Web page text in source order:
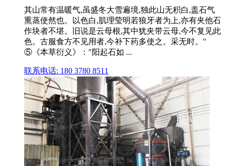
其山常有温暖气,虽盛冬大雪遍境,独此山无积白,盖石气
熏蒸使然也。以色白,肌理莹明若狼牙者为上,亦有夹他石
作块者不堪。旧说是云母根,其中犹夹带云母,今不复见此
色。古服食方不见用者,今补下药多使之。采无时。"
⑤《本草衍义》："阳起石如 ...
联系电话: 180 3780 8511